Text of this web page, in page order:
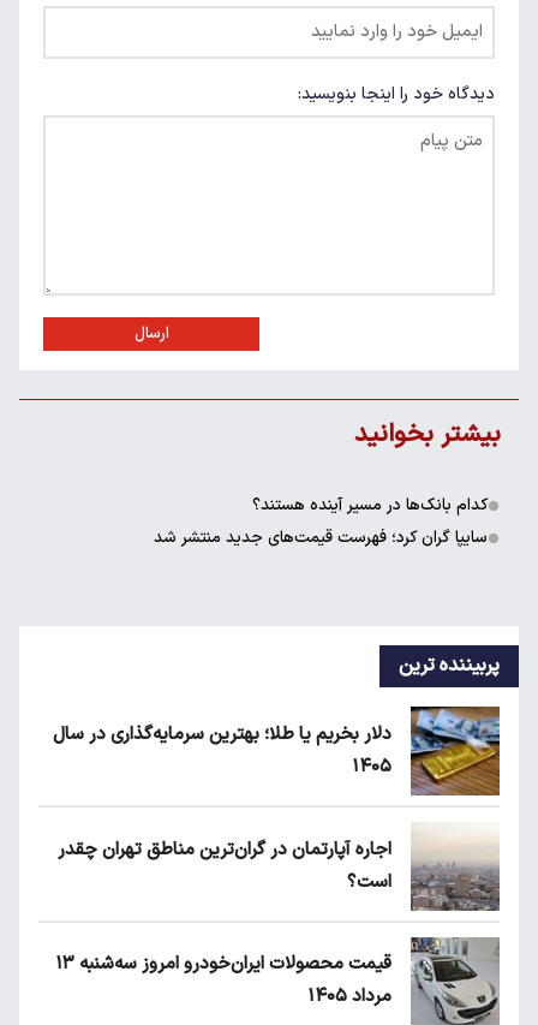
دیدگاه خود را اینجا بنویسید:
ارسال
بیشتر بخوانید
کدام بانک‌ها در مسیر آینده هستند؟
سایپا گران کرد؛ فهرست قیمت‌های جدید منتشر شد
پربیننده ترین
دلار بخریم یا طلا؛ بهترین سرمایه‌گذاری در سال
۱۴۰۵
اجاره آپارتمان در گران‌ترین مناطق تهران چقدر
است؟
قیمت محصولات ایران‌خودرو امروز سه‌شنبه ۱۳
مرداد ۱۴۰۵